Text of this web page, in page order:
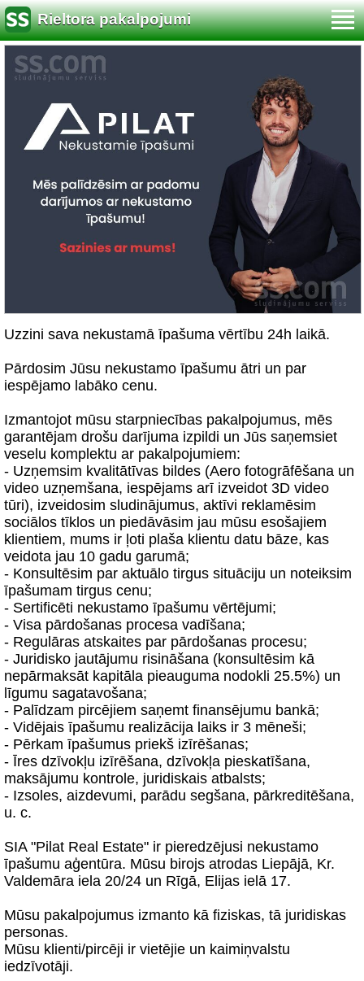
Rieltora pakalpojumi
Uzzini sava nekustamā īpašuma vērtību 24h laikā.
Pārdosim Jūsu nekustamo īpašumu ātri un par
iespējamo labāko cenu.
Izmantojot mūsu starpniecības pakalpojumus, mēs
garantējam drošu darījuma izpildi un Jūs saņemsiet
veselu komplektu ar pakalpojumiem:
- Uzņemsim kvalitātīvas bildes (Aero fotogrāfēšana un
video uzņemšana, iespējams arī izveidot 3D video
tūri), izveidosim sludinājumus, aktīvi reklamēsim
sociālos tīklos un piedāvāsim jau mūsu esošajiem
klientiem, mums ir ļoti plaša klientu datu bāze, kas
veidota jau 10 gadu garumā;
- Konsultēsim par aktuālo tirgus situāciju un noteiksim
īpašumam tirgus cenu;
- Sertificēti nekustamo īpašumu vērtējumi;
- Visa pārdošanas procesa vadīšana;
- Regulāras atskaites par pārdošanas procesu;
- Juridisko jautājumu risināšana (konsultēsim kā
nepārmaksāt kapitāla pieauguma nodokli 25.5%) un
līgumu sagatavošana;
- Palīdzam pircējiem saņemt finansējumu bankā;
- Vidējais īpašumu realizācija laiks ir 3 mēneši;
- Pērkam īpašumus priekš izīrēšanas;
- Īres dzīvokļu izīrēšana, dzīvokļa pieskatīšana,
maksājumu kontrole, juridiskais atbalsts;
- Izsoles, aizdevumi, parādu segšana, pārkreditēšana,
u. c.
SIA "Pilat Real Estate" ir pieredzējusi nekustamo
īpašumu aģentūra. Mūsu birojs atrodas Liepājā, Kr.
Valdemāra iela 20/24 un Rīgā, Elijas ielā 17.
Mūsu pakalpojumus izmanto kā fiziskas, tā juridiskas
personas.
Mūsu klienti/pircēji ir vietējie un kaimiņvalstu
iedzīvotāji.